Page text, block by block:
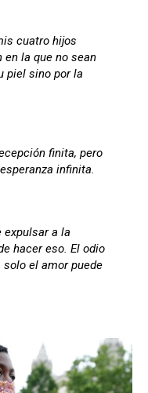
cuatro hijos
en la que no sean
piel sino por la
finita, pero
infinita.
expulsar a la
hacer eso. El odio
solo el amor puede